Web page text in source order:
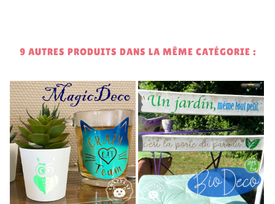
9 AUTRES PRODUITS DANS LA MÊME CATÉGORIE :